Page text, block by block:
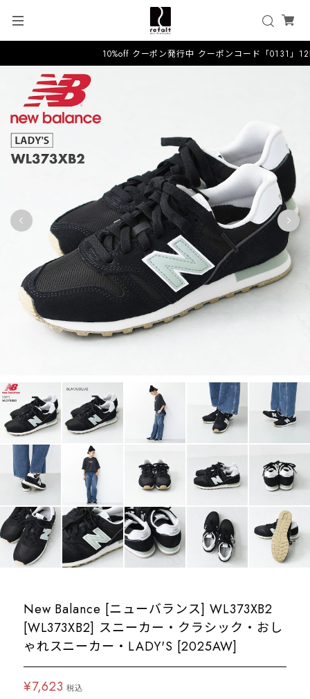
10%off クーポン発行中 クーポンコード「0131」
New Balance [ニューバランス] WL373XB2
[WL373XB2] スニーカー・クラシック・おし
ゃれスニーカー・LADY'S [2025AW]
¥7,623 税込